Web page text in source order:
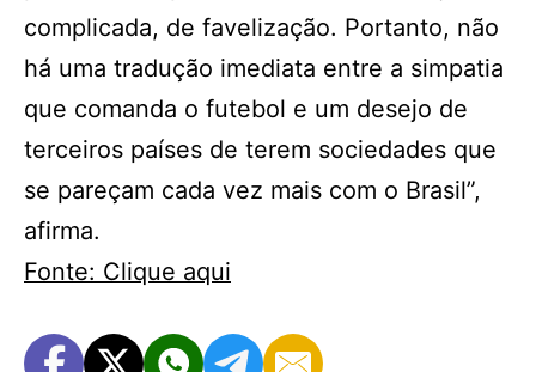
complicada, de favelização. Portanto, não
há uma tradução imediata entre a simpatia
que comanda o futebol e um desejo de
terceiros países de terem sociedades que
se pareçam cada vez mais com o Brasil”,
afirma.
Fonte: Clique aqui